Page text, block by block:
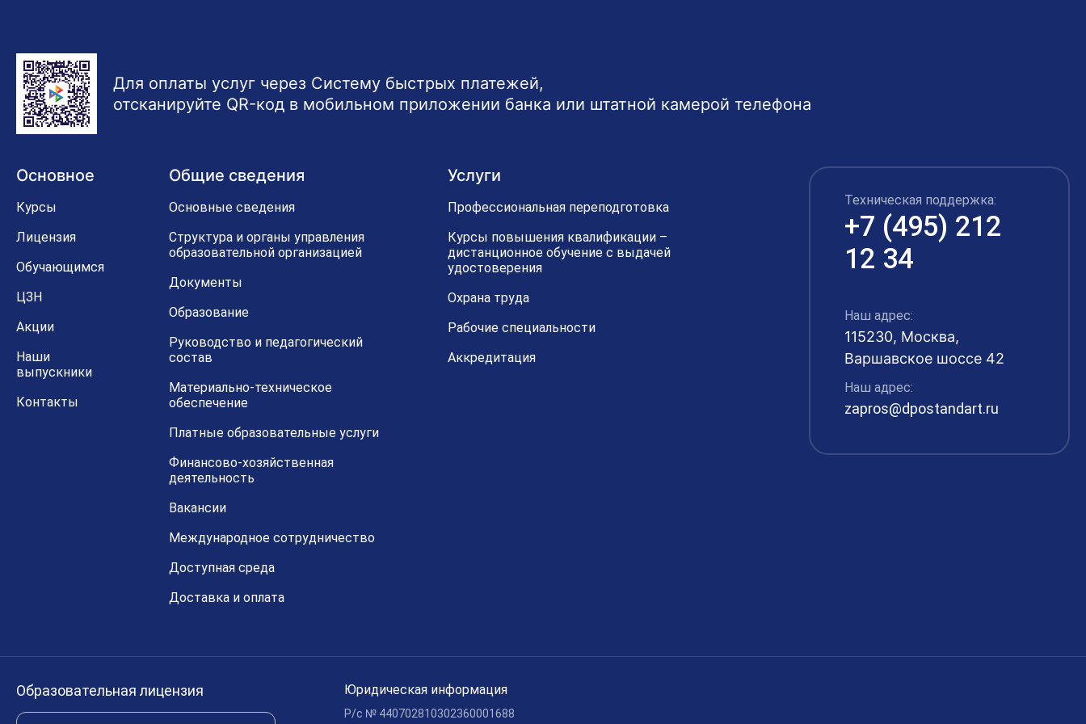
Для оплаты услуг через Систему быстрых платежей,
отсканируйте QR-код в мобильном приложении банка или штатной камерой телефона
Основное
Курсы
Лицензия
Обучающимся
ЦЗН
Акции
Наши
выпускники
Контакты
Общие сведения
Основные сведения
Структура и органы управления
образовательной организацией
Документы
Образование
Руководство и педагогический
состав
Материально-техническое
обеспечение
Платные образовательные услуги
Финансово-хозяйственная
деятельность
Вакансии
Международное сотрудничество
Доступная среда
Доставка и оплата
Услуги
Профессиональная переподготовка
Курсы повышения квалификации –
дистанционное обучение с выдачей
удостоверения
Охрана труда
Рабочие специальности
Аккредитация
Техническая поддержка:
+7 (495) 212
12 34
Наш адрес:
115230, Москва,
Варшавское шоссе 42
Наш адрес:
zapros@dpostandart.ru
Образовательная лицензия Юридическая информация
Р/c № 440702810302360001688